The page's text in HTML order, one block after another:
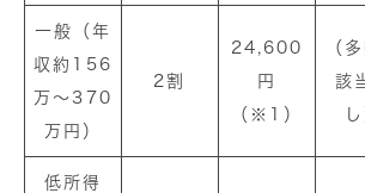
一般（年
収約156
万〜370
万円）
2割
24,600
円
（※1）
（
該
し
低所得